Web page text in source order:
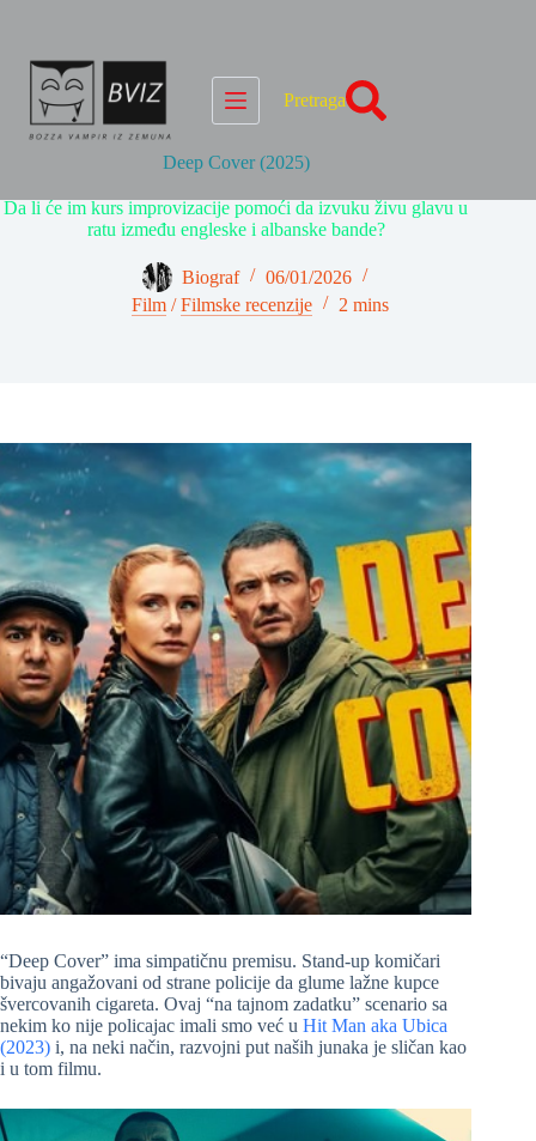
Pretraga
Deep Cover (2025)
Da li će im kurs improvizacije pomoći da izvuku živu glavu u
ratu između engleske i albanske bande?
Biograf
06/01/2026
Film/Filmske recenzije 2 mins
“Deep Cover” ima simpatičnu premisu. Stand-up komičari
bivaju angažovani od strane policije da glume lažne kupce
švercovanih cigareta. Ovaj “na tajnom zadatku” scenario sa
nekim ko nije policajac imali smo već u Hit Man aka Ubica
(2023) i, na neki način, razvojni put naših junaka je sličan kao
i u tom filmu.